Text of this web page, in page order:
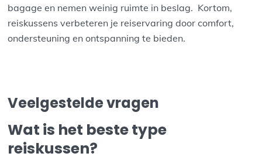
bagage en nemen weinig ruimte in beslag. Kortom,
reiskussens verbeteren je reiservaring door comfort,
ondersteuning en ontspanning te bieden.
Veelgestelde vragen
Wat is het beste type
reiskussen?